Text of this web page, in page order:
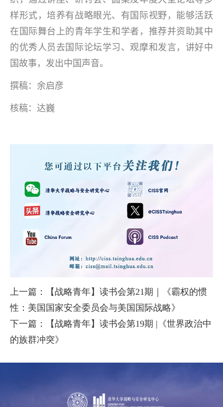
样形式，培养有战略眼光、有国际视野，能够活跃
在国际舞台上的青年学生和学者，推荐并资助其中
的优秀人员去国际论坛学习、观摩和发言，讲好中
国故事，发出中国声音。
撰稿：余启彦
核稿：达巍
上一篇：【战略青年】读书会第21期｜《霸权的惯
性：美国国家安全委员会与美国国际战略》
下一篇：【战略青年】读书会第19期 |《世界政治中
的族群冲突》